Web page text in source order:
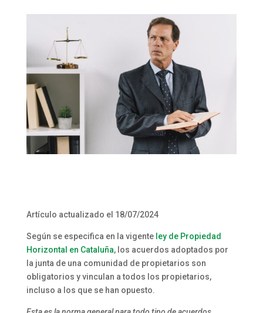
Artículo actualizado el 18/07/2024
Según se especifica en la vigente ley de Propiedad
Horizontal en Cataluña, los acuerdos adoptados por
la junta de una comunidad de propietarios son
obligatorios y vinculan a todos los propietarios,
incluso a los que se han opuesto.